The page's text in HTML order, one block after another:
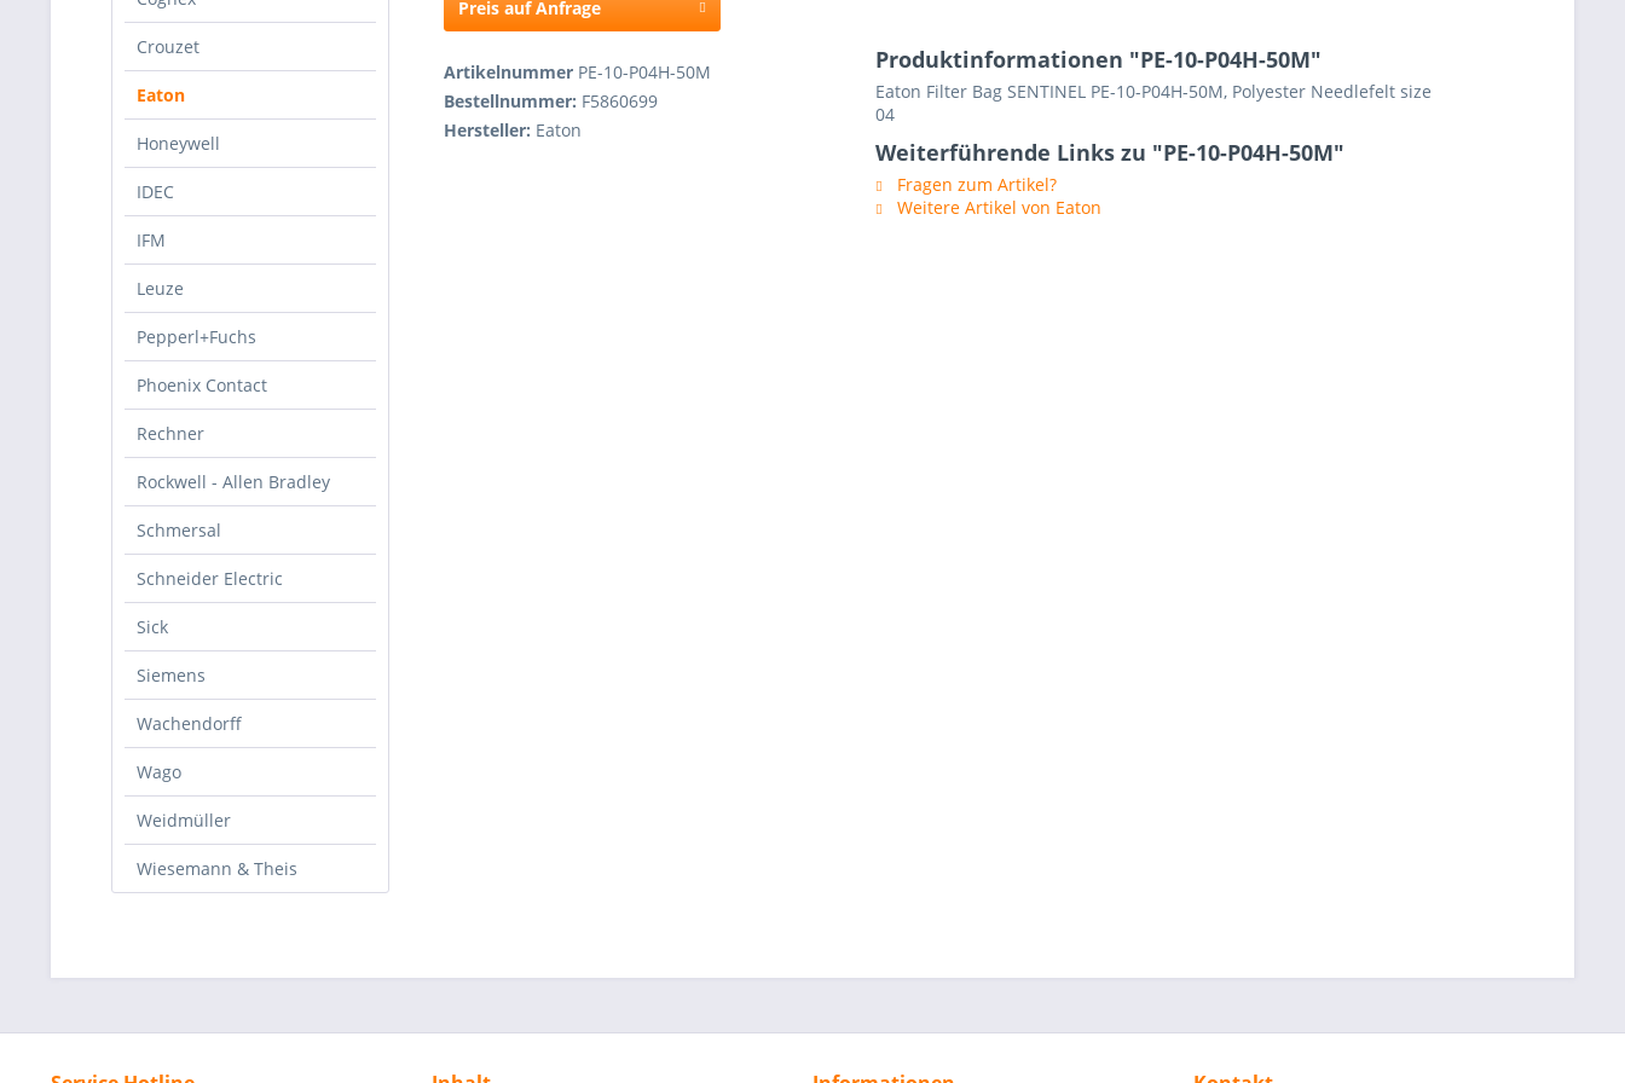
Crouzet
Eaton
Honeywell
IDEC
IFM
Leuze
Pepperl+Fuchs
Phoenix Contact
Rechner
Rockwell - Allen Bradley
Schmersal
Schneider Electric
Sick
Siemens
Wachendorff
Wago
Weidmüller
Wiesemann & Theis
Preis auf Anfrage
Artikelnummer PE-10-P04H-50M
Bestellnummer: F5860699
Hersteller: Eaton
Produktinformationen "PE-10-P04H-50M"
Eaton Filter Bag SENTINEL PE-10-P04H-50M, Polyester Needlefelt size
04
Weiterführende Links zu "PE-10-P04H-50M"
Fragen zum Artikel?
Weitere Artikel von Eaton